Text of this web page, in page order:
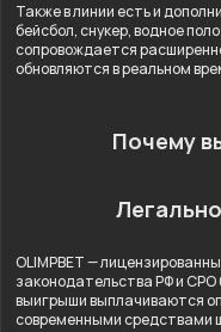
Также в линии есть и
бейсбол, снукер, водное
сопровождается
обновляются в реальном
Почему
OLIMPBET —
законодательства РФ и СРО
выигрыши выплачиваются
современными средствами